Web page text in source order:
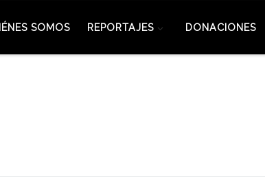
SOMOS REPORTAJES DONACIONES